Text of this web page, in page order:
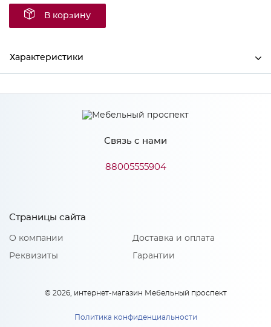
В корзину
Характеристики
Ширина 650
460
302
Сурская мебель
Материал
Количество упаковок: 1
Связь с нами
88005555904
Страницы сайта
О компании
Реквизиты
Доставка и оплата
Гарантии
© 2026, интернет-магазин Мебельный проспект
Политика конфиденциальности